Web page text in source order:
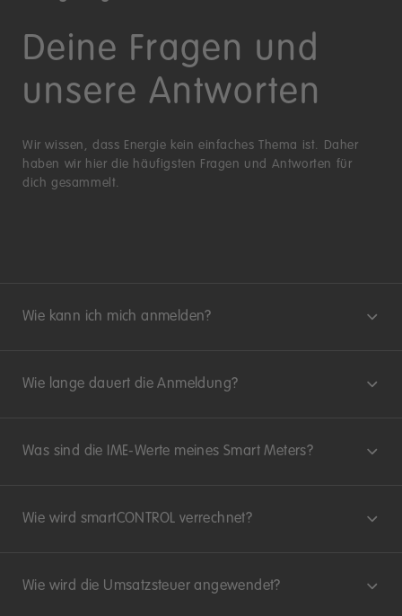
Deine Fragen und
unsere Antworten
Wir wissen, dass Energie kein einfaches Thema ist. Daher
haben wir hier die häufigsten Fragen und Antworten für
dich gesammelt.
Wie kann ich mich anmelden?
Wie lange dauert die Anmeldung?
Was sind die IME-Werte meines Smart Meters?
Wie wird smartCONTROL verrechnet?
Wie wird die Umsatzsteuer angewendet?